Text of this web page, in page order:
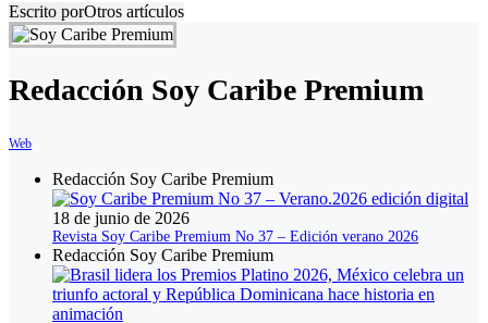
Escrito porOtros artículos
Redacción Soy Caribe Premium
Web
Redacción Soy Caribe Premium
18 de junio de 2026
Revista Soy Caribe Premium No 37 – Edición verano 2026
Redacción Soy Caribe Premium